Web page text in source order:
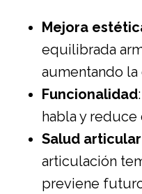
Mejora
equilibrada
aumentando la
Funcionalidad
habla y
Salud articular
articulación
previene